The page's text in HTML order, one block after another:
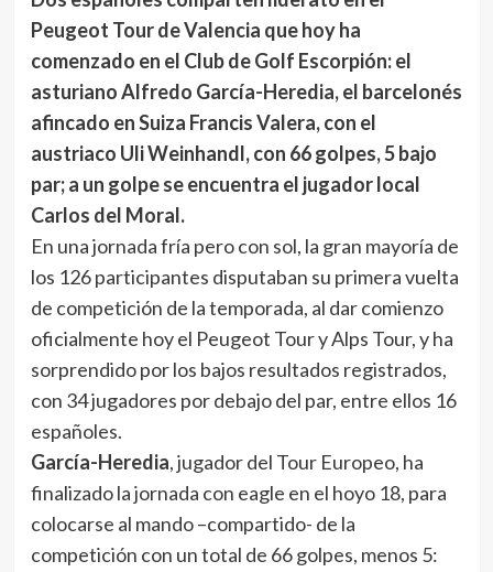
Peugeot Tour de Valencia que hoy ha
comenzado en el Club de Golf Escorpión: el
asturiano Alfredo García-Heredia, el barcelonés
afincado en Suiza Francis Valera, con el
austriaco Uli Weinhandl, con 66 golpes, 5 bajo
par; a un golpe se encuentra el jugador local
Carlos del Moral.
En una jornada fría pero con sol, la gran mayoría de
los 126 participantes disputaban su primera vuelta
de competición de la temporada, al dar comienzo
oficialmente hoy el Peugeot Tour y Alps Tour, y ha
sorprendido por los bajos resultados registrados,
con 34 jugadores por debajo del par, entre ellos 16
españoles.
García-Heredia, jugador del Tour Europeo, ha
finalizado la jornada con eagle en el hoyo 18, para
colocarse al mando –compartido- de la
competición con un total de 66 golpes, menos 5: